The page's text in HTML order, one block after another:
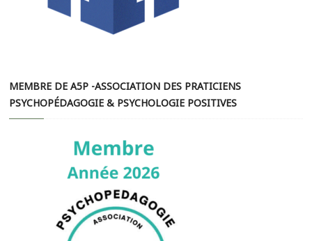
MEMBRE DE A5P -ASSOCIATION DES PRATICIENS
PSYCHOPÉDAGOGIE & PSYCHOLOGIE POSITIVES